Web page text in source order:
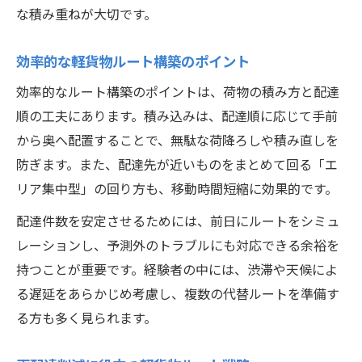
な積み重ねが大切です。
効率的な軽貨物ルート構築のポイント
効率的なルート構築のポイントは、荷物の積み方と配達
順の工夫にあります。積み込みは、配達順に応じて手前
から奥へ配置することで、無駄な荷降ろしや積み直しを
防ぎます。また、配達先が近いものをまとめて回る「エ
リア集中型」の回り方も、移動時間短縮に効果的です。
配達件数を安定させるためには、前日にルートをシミュ
レーションし、予測外のトラブルにも対応できる余裕を
持つことが重要です。経験者の中には、渋滞や天候によ
る遅延をあらかじめ考慮し、複数の代替ルートを準備す
る方も多く見られます。